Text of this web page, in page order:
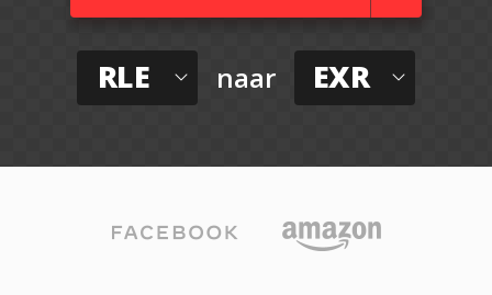
RLE naar EXR